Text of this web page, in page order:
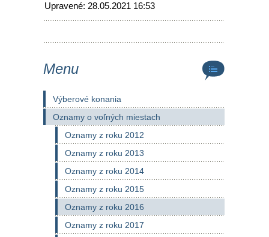
Upravené: 28.05.2021 16:53
Menu
Výberové konania
Oznamy o voľných miestach
Oznamy z roku 2012
Oznamy z roku 2013
Oznamy z roku 2014
Oznamy z roku 2015
Oznamy z roku 2016
Oznamy z roku 2017